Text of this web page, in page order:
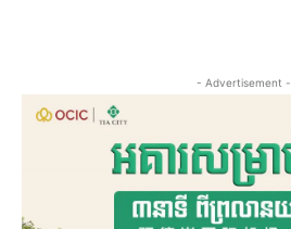
- Advertisement -